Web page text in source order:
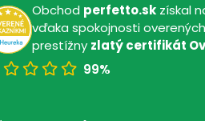
Obchod perfetto.skzískal
vďaka spokojnosti
prestížny zlatý certifikát
99%